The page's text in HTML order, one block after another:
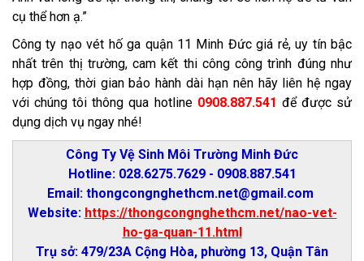
cụ thể hơn ạ.”
Công ty nạo vét hố ga quận 11 Minh Đức giá rẻ, uy tín bậc
nhất trên thị trường, cam kết thi công công trình đúng như
hợp đồng, thời gian bảo hành dài hạn nên hãy liên hệ ngay
với chúng tôi thông qua hotline 0908.887.541 để được sử
dụng dịch vụ ngay nhé!
Công Ty Vệ Sinh Môi Trường Minh Đức
Hotline: 028.6275.7629 - 0908.887.541
Email: thongcongnghethcm.net@gmail.com
Website: https://thongcongnghethcm.net/nao-vet-
ho-ga-quan-11.html
Trụ sở: 479/23A Cộng Hòa, phường 13, Quận Tân